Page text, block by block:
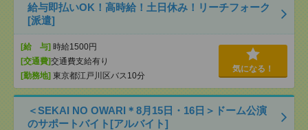
給与即払いOK！高時給！土日休み！リーチフォーク
[派遣]
[給 与] 時給1500円
[交通費]交通費支給有り
[勤務地] 東京都江戸川区バス10分
気になる！
＜SEKAI NO OWARI＊8月15日・16日＞ドーム公演
のサポートバイト[アルバイト]